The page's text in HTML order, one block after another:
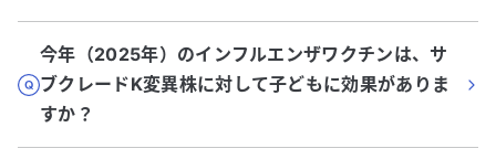
今年（2025年）のインフルエンザワクチンは、サ
ブクレードK変異株に対して子どもに効果がありま
すか？